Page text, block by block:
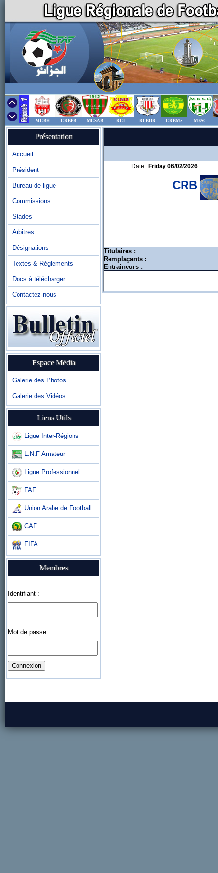
MCBH CRBBB MCSAB RCL RCBOR CRBMz MBSC
Présentation
Accueil
Président
Bureau de ligue
Commissions
Stades
Arbitres
Désignations
Textes & Réglements
Docs à télécharger
Contactez-nous
Espace Média
Galerie des Photos
Galerie des Vidéos
Liens Utils
Ligue Inter-Régions
L.N.F Amateur
Ligue Professionnel
FAF
Union Arabe de Football
CAF
FIFA
Membres
Identifiant :
Mot de passe :
Date : Friday 06/02/2026
CRB
Titulaires :
Remplaçants :
Entraineurs :